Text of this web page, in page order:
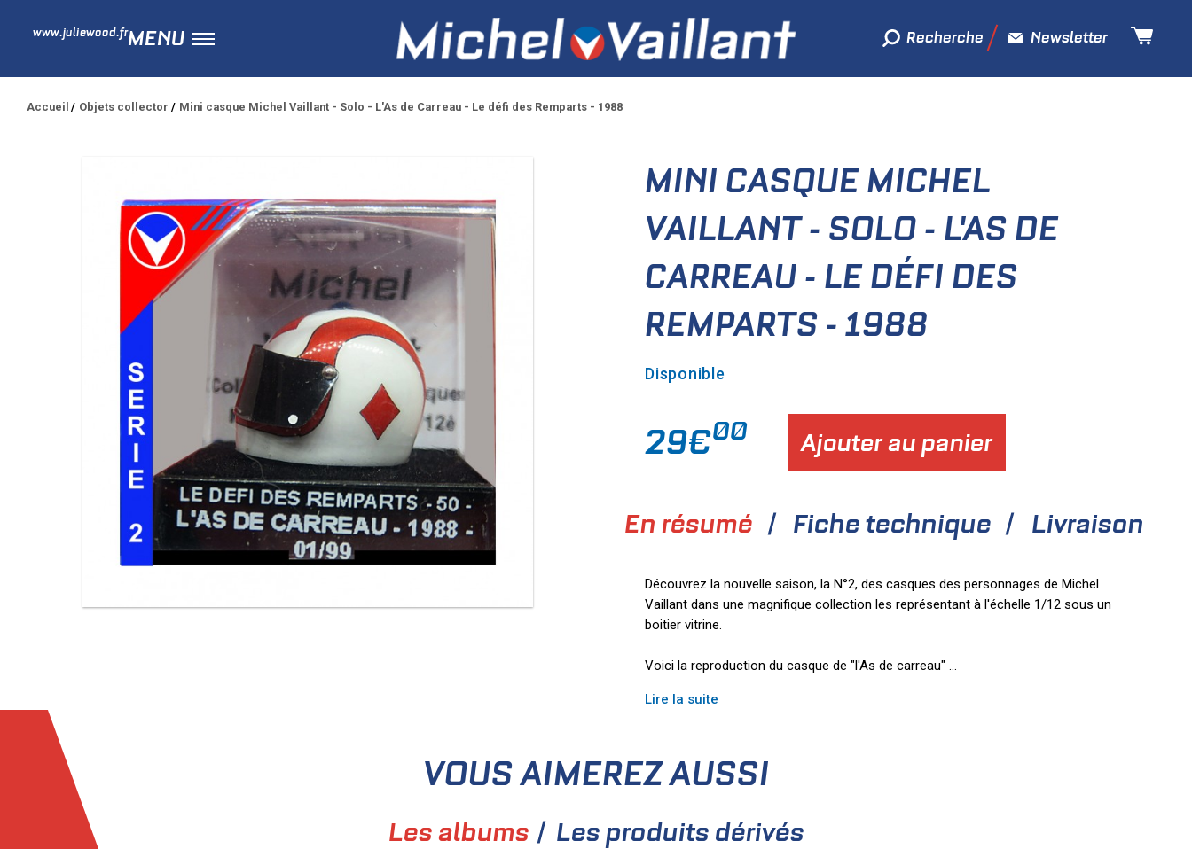
www.juliewood.frMENU Recherche Newsletter
Accueil Objets collector Mini casque Michel Vaillant - Solo - L'As de Carreau - Le défi des Remparts - 1988
MINI CASQUE MICHEL
VAILLANT - SOLO - L'AS DE
CARREAU - LE DÉFI DES
REMPARTS - 1988
Disponible
29€00 Ajouter au panier
En résumé Fiche technique Livraison
Découvrez la nouvelle saison, la N°2, des casques des personnages de Michel
Vaillant dans une magnifique collection les représentant à l'échelle 1/12 sous un
boitier vitrine.
Voici la reproduction du casque de "l'As de carreau"
Lire la suite
VOUS AIMEREZ AUSSI
Les albums Les produits dérivés